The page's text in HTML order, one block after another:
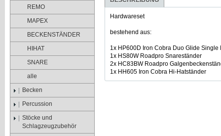
REMO
MAPEX
BECKENSTÄNDER
HIHAT
SNARE
alle
Becken
Percussion
Stöcke und
Schlagzeugzubehör
Hardwareset
bestehend aus:
1x HP600D Iron Cobra Duo Glide Single
1x HS80W Roadpro Snareständer
2x HC83BW Roadpro
1x HH605 Iron Cobra Hi-Hatständer